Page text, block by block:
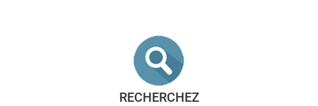
RECHERCHEZ